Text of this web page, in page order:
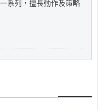
系列，擅長動作及策略